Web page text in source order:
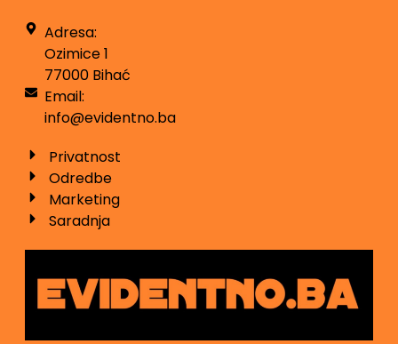
Adresa:
Ozimice 1
77000 Bihać
Email:
info@evidentno.ba
Privatnost
Odredbe
Marketing
Saradnja